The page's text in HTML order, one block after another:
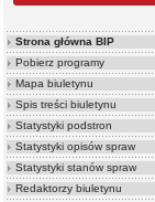
Strona główna BIP
Pobierz programy
Mapa biuletynu
Spis treści biuletynu
Statystyki podstron
Statystyki opisów spraw
Statystyki stanów spraw
Redaktorzy biuletynu